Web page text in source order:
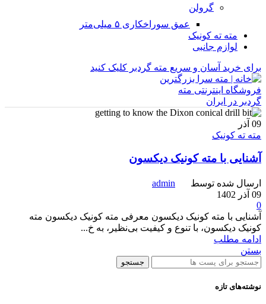
گرولن
عمق سوراخکاری ۵ میلی‌متر
مته ته کونیک
لوازم جانبی
برای خرید آسان و سریع مته گردبر کلیک کنید
09 آذر
مته ته کونیک
آشنایی با مته کونیک دیکسون
ارسال شده توسط
admin
09 آذر 1402
0
آشنایی با مته کونیک دیکسون معرفی مته کونیک دیکسون مته
کونیک دیکسون، با تنوع و کیفیت بی‌نظیر، به خ...
ادامه مطلب
بستن
جستجو
نوشته‌های تازه